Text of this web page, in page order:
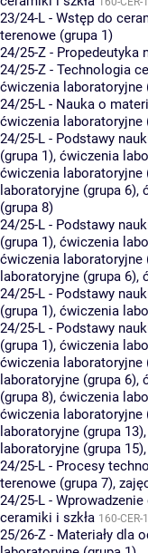
23/24-L - Wstęp do
terenowe (grupa 1)
24/25-Z - Propedeutyka
24/25-Z - Technologia
ćwiczenia laboratoryjne
24/25-L - Nauka o
ćwiczenia laboratoryjne
24/25-L - Podstawy
(grupa 1), ćwiczenia
ćwiczenia laboratoryjne
laboratoryjne (grupa 6),
(grupa 8)
24/25-L - Podstawy
(grupa 1), ćwiczenia
ćwiczenia laboratoryjne
laboratoryjne (grupa 6),
24/25-L - Podstawy
(grupa 1), ćwiczenia
24/25-L - Podstawy
(grupa 1), ćwiczenia
ćwiczenia laboratoryjne
laboratoryjne (grupa 6),
(grupa 8), ćwiczenia
ćwiczenia laboratoryjne
laboratoryjne (grupa 13),
laboratoryjne (grupa 15),
24/25-L - Procesy
terenowe (grupa 7),
24/25-L -
ceramiki i szkła 160-CER-
25/26-Z - Materiały dla